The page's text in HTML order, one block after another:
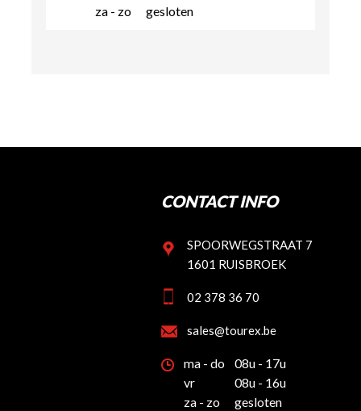
za - zo
gesloten
CONTACT INFO
SPOORWEGSTRAAT 7
1601 RUISBROEK
02 378 36 70
sales@tourex.be
ma - do
08u - 17u
vr
08u - 16u
za - zo
gesloten